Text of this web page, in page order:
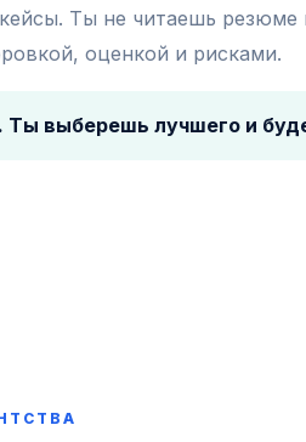
Ты не читаешь
оценкой и рисками.
выберешь лучшего и